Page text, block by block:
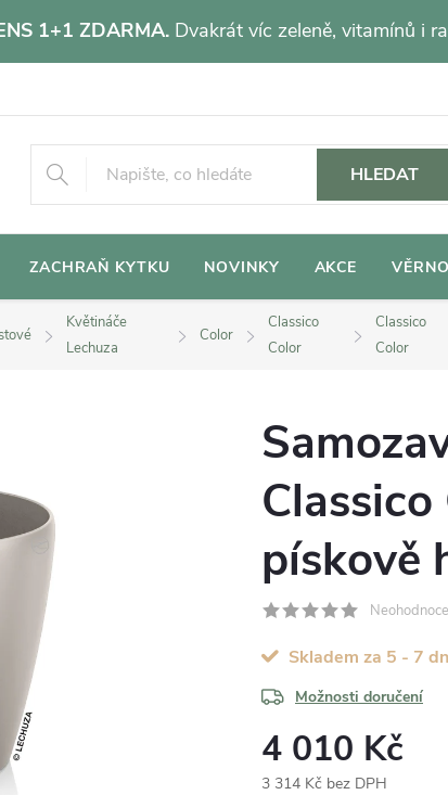
1+1 ZDARMA. Dvakrát víc zeleně, vitamínů i
HLEDAT
ZACHRAŇ KYTKU NOVINKY AKCE
Květináče
Lechuza
Color
Classico
Color
Classico
Color
pískově
Skladem za 5 - 7
Možnosti doručení
4 010 Kč
3 314 Kč bez DPH